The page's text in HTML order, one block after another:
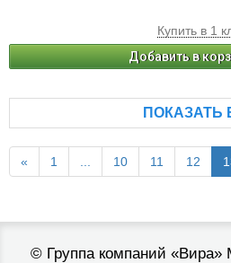
Купить в 1
Добавить в
ПОКАЗАТЬ
« 1 ... 10 11 12
© Группа компаний «Вира»